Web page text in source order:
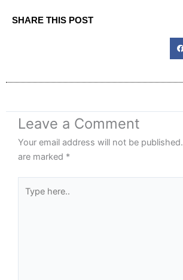
SHARE THIS POST
Leave a Comment
Your email address will not be published.
are marked *
here..